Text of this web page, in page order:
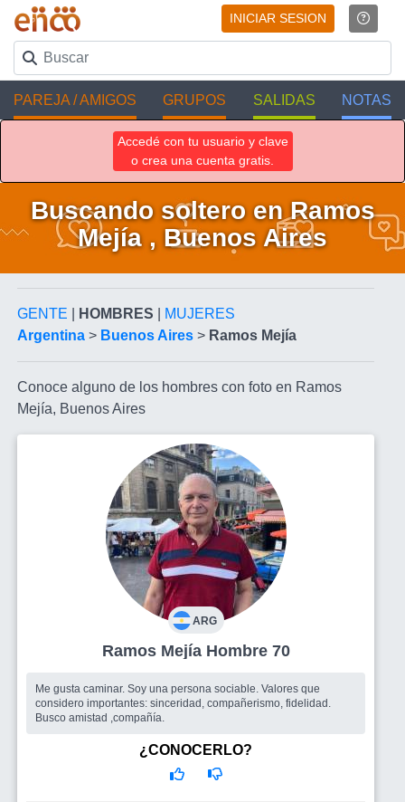
INICIAR SESION
PAREJA / AMIGOS GRUPOS SALIDAS NOTAS
Accedé con tu usuario y clave
o crea una cuenta gratis.
Buscando soltero en Ramos
Mejía , Buenos Aires
GENTE HOMBRES
MUJERES
Argentina > Buenos Aires > Ramos Mejía
Conoce alguno de los hombres con foto en Ramos
Mejía, Buenos Aires
ARG
Ramos Mejía Hombre 70
Me gusta caminar. Soy una persona sociable. Valores que
considero importantes: sinceridad, compañerismo, fidelidad.
Busco amistad ,compañía.
¿CONOCERLO?